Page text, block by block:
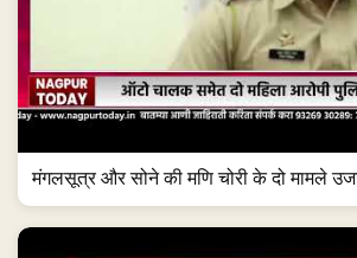
मंगलसूत्र और सोने की मणि चोरी के दो मामले